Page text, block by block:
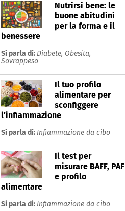
Nutrirsi bene: le
buone abitudini
per la forma e il
benessere
Si parla di: Diabete, Obesita,
Sovrappeso
Il tuo profilo
alimentare per
sconfiggere
l’infiammazione
Si parla di: Infiammazione da cibo
Il test per
misurare BAFF, PAF
e profilo
alimentare
Si parla di: Infiammazione da cibo